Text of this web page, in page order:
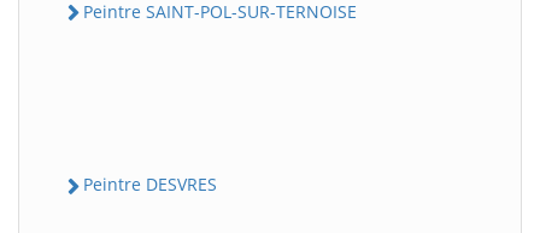
Peintre SAINT-POL-SUR-TERNOISE
Peintre DESVRES